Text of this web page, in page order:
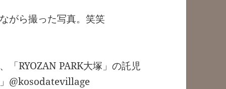
がら撮った写真。笑笑
「RYOZAN PARK大塚」の託児
@kosodatevillage